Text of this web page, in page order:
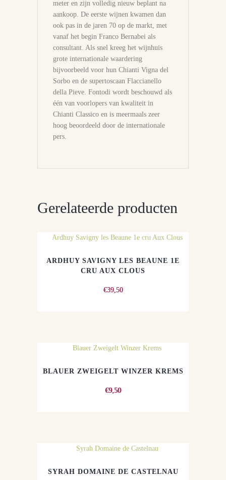
meter en zijn volledig nieuw beplant na
aankoop. De eerste wijnen kwamen dan
ook pas in de jaren 70 op de markt, met
vanaf het begin Franco Bernabei als
consultant. Als snel kreeg het wijnhuis
grote internationale waardering
bijvoorbeeld voor hun Chianti Vigna del
Sorbo en de supertoscaan Flaccianello
della Pieve. Fontodi wordt beschouwd als
één van voorlopers van kwaliteit in
Chianti Classico en is meermaals zeer
hoog beoordeeld door de internationale
pers.
Gerelateerde producten
ARDHUY SAVIGNY LES BEAUNE 1E
CRU AUX CLOUS
€39,50
BLAUER ZWEIGELT WINZER KREMS
€9,50
SYRAH DOMAINE DE CASTELNAU